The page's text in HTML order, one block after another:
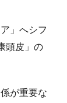
」へシフ
頭皮」の
が重要な